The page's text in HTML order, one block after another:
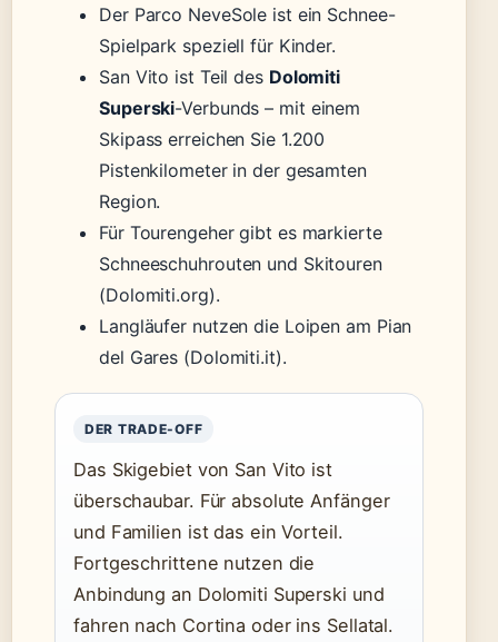
Der Parco NeveSole ist ein Schnee-
Spielpark speziell für Kinder.
San Vito ist Teil des Dolomiti
Superski-Verbunds – mit einem
Skipass erreichen Sie 1.200
Pistenkilometer in der gesamten
Region.
Für Tourengeher gibt es markierte
Schneeschuhrouten und Skitouren
(Dolomiti.org).
Langläufer nutzen die Loipen am Pian
del Gares (Dolomiti.it).
DER TRADE-OFF
Das Skigebiet von San Vito ist
überschaubar. Für absolute Anfänger
und Familien ist das ein Vorteil.
Fortgeschrittene nutzen die
Anbindung an Dolomiti Superski und
fahren nach Cortina oder ins Sellatal.